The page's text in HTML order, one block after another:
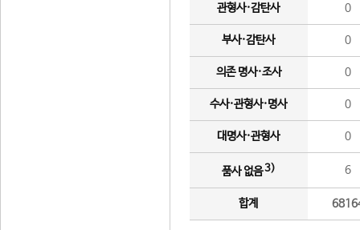
관형사·감탄사 0
부사·감탄사 0
의존 명사·조사 0
수사·관형사·명사 0
대명사·관형사 0
품사 없음3) 6
합계